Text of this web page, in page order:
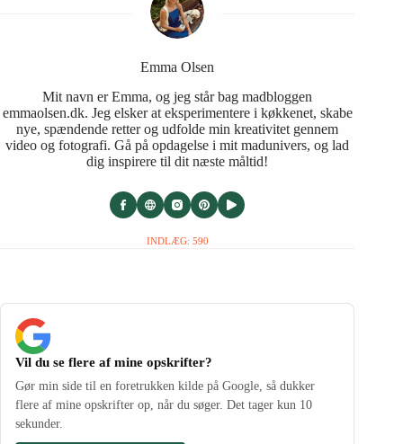
Emma Olsen
Mit navn er Emma, og jeg står bag madbloggen
emmaolsen.dk. Jeg elsker at eksperimentere i køkkenet, skabe
nye, spændende retter og udfolde min kreativitet gennem
video og fotografi. Gå på opdagelse i mit madunivers, og lad
dig inspirere til dit næste måltid!
INDLÆG: 590
Vil du se flere af mine opskrifter?
Gør min side til en foretrukken kilde på Google, så dukker
flere af mine opskrifter op, når du søger. Det tager kun 10
sekunder.